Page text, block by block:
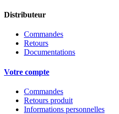
Distributeur
Commandes
Retours
Documentations
Votre compte
Commandes
Retours produit
Informations personnelles